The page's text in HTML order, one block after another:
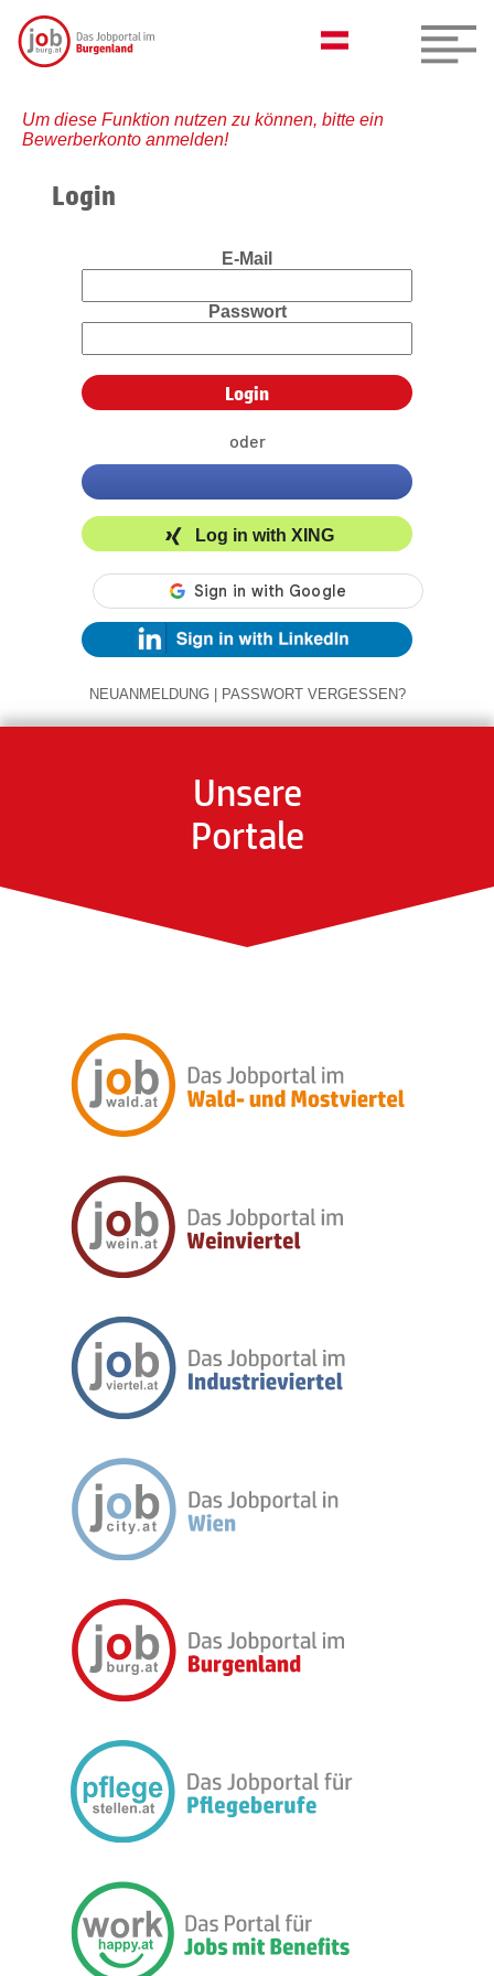
Um diese Funktion nutzen zu können, bitte ein
Bewerberkonto anmelden!
Login
E-Mail
Passwort
oder
Log in with XING
NEUANMELDUNG | PASSWORT VERGESSEN?
Unsere
Portale